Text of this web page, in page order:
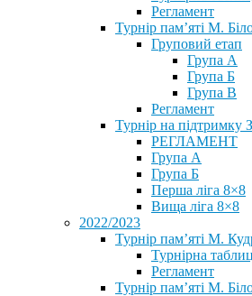
Регламент
Турнір пам’яті М.
Груповий етап
Група А
Група Б
Група В
Регламент
Турнір на підтримку
РЕГЛАМЕНТ
Група А
Група Б
Перша ліга 8×8
Вища ліга 8×8
2022/2023
Турнір пам’яті М.
Турнірна
Регламент
Турнір пам’яті М.